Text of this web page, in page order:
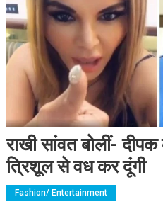
राखी सांवत बोलीं-
त्रिशूल से वध कर दूंगी
Fashion/ Entertainment